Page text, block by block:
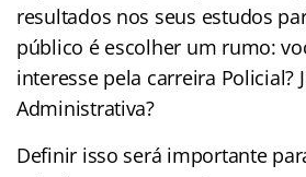
resultados nos seus estudos
público é escolher um rumo:
interesse pela carreira Policial?
Administrativa?
Definir isso será importante